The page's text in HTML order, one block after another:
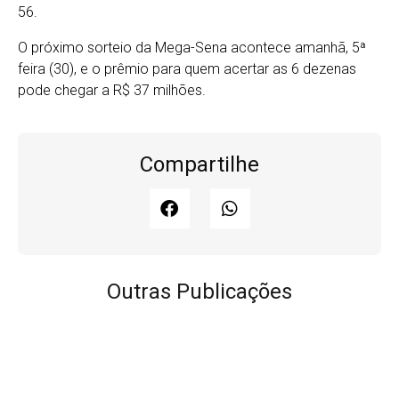
56.
O próximo sorteio da Mega-Sena acontece amanhã, 5ª
feira (30), e o prêmio para quem acertar as 6 dezenas
pode chegar a R$ 37 milhões.
Compartilhe
Outras Publicações